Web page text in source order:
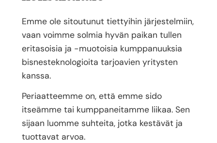
Emme ole sitoutunut tiettyihin järjestelmiin,
vaan voimme solmia hyvän paikan tullen
eritasoisia ja -muotoisia kumppanuuksia
bisnesteknologioita tarjoavien yritysten
kanssa.
Periaatteemme on, että emme sido
itseämme tai kumppaneitamme liikaa. Sen
sijaan luomme suhteita, jotka kestävät ja
tuottavat arvoa.